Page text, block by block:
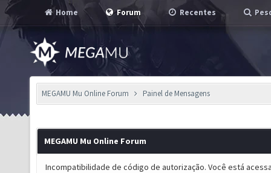
Home Forum Recentes
MEGAMU Mu Online Forum Painel de Mensagens
MEGAMU Mu Online Forum
Incompatibilidade de código de autorização. Você está